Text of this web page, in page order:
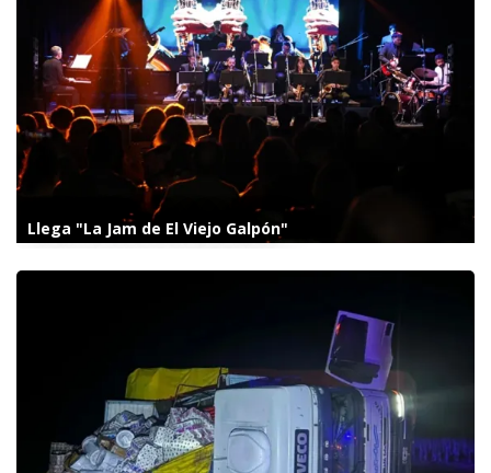
Llega "La Jam de El Viejo Galpón"